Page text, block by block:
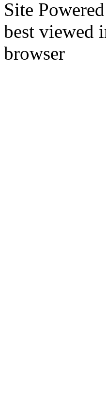
Site
best viewed
browser